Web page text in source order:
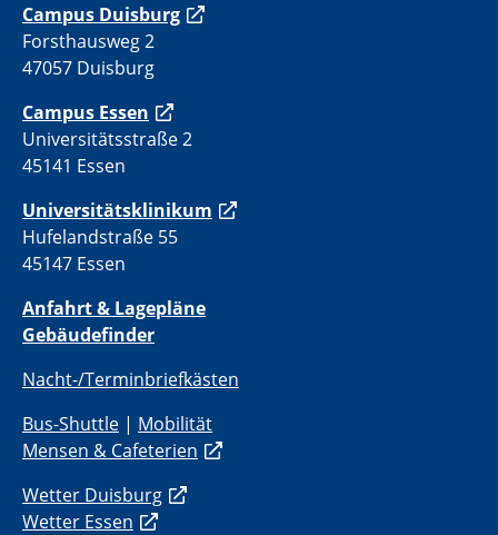
Campus Duisburg
Forsthausweg 2
47057 Duisburg
Campus Essen
Universitätsstraße 2
45141 Essen
Universitätsklinikum
Hufelandstraße 55
45147 Essen
Anfahrt & Lagepläne
Gebäudefinder
Nacht-/Terminbriefkästen
Bus-Shuttle | Mobilität
Mensen & Cafeterien
Wetter Duisburg
Wetter Essen